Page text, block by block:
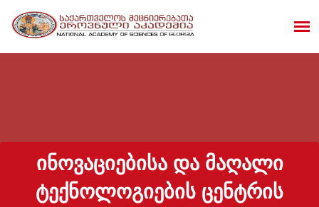
ᲘᲜᲝᲕᲐᲪᲘᲔᲑᲘᲡᲐ ᲓᲐ ᲛᲐᲦᲐᲚᲘ
ᲢᲔᲥᲜᲝᲚᲝᲒᲘᲔᲑᲘᲡ ᲪᲔᲜᲢᲠᲘᲡ